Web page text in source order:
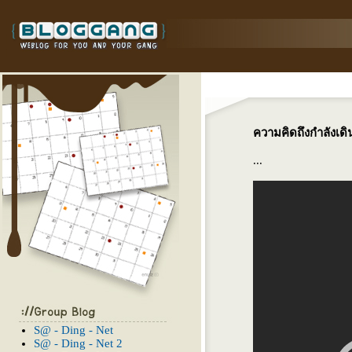
S@ - Ding - Net
S@ - Ding - Net 2
ความคิดถึงกำลังเดิ
...